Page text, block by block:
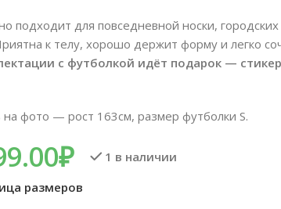
подходит для повседневной носки,
к телу, хорошо держит форму и легко
с футболкой идёт подарок —
фото — рост 163см, размер футболки S.
₽
1 в наличии
размеров